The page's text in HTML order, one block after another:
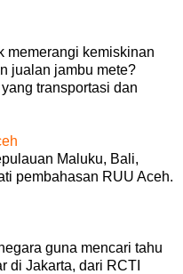
memerangi kemiskinan
jualan jambu mete?
transportasi dan
Maluku, Bali,
pembahasan RUU Aceh.
guna mencari tahu
di Jakarta, dari RCTI